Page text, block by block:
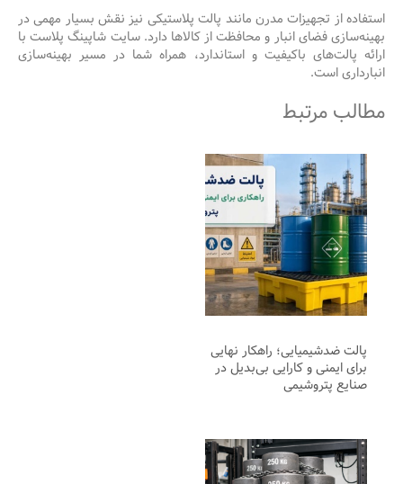
استفاده از تجهیزات مدرن مانند پالت پلاستیکی نیز نقش بسیار مهمی در
بهینه‌سازی فضای انبار و محافظت از کالاها دارد. سایت شاپینگ پلاست با
ارائه پالت‌های باکیفیت و استاندارد، همراه شما در مسیر بهینه‌سازی
انبارداری است.
مطالب مرتبط
پالت ضدشیمیایی؛ راهکار نهایی
برای ایمنی و کارایی بی‌بدیل در
صنایع پتروشیمی